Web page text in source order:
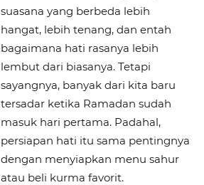
suasana yang berbeda lebih
hangat, lebih tenang, dan entah
bagaimana hati rasanya lebih
lembut dari biasanya. Tetapi
sayangnya, banyak dari kita baru
tersadar ketika Ramadan sudah
masuk hari pertama. Padahal,
persiapan hati itu sama pentingnya
dengan menyiapkan menu sahur
atau beli kurma favorit.